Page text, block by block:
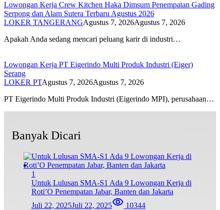
Lowongan Kerja Crew Kitchen Haka Dimsum Penempatan Gading
Serpong dan Alam Sutera Terbaru Agustus 2026
LOKER TANGERANGAgustus 7, 2026Agustus 7, 2026
Apakah Anda sedang mencari peluang karir di industri…
Lowongan Kerja PT Eigerindo Multi Produk Industri (Eiger)
Serang
LOKER PTAgustus 7, 2026Agustus 7, 2026
PT Eigerindo Multi Produk Industri (Eigerindo MPI), perusahaan…
Banyak Dicari
1
Untuk Lulusan SMA-S1 Ada 9 Lowongan Kerja di
Roti’O Penempatan Jabar, Banten dan Jakarta
Juli 22, 2025Juli 22, 2025 10344